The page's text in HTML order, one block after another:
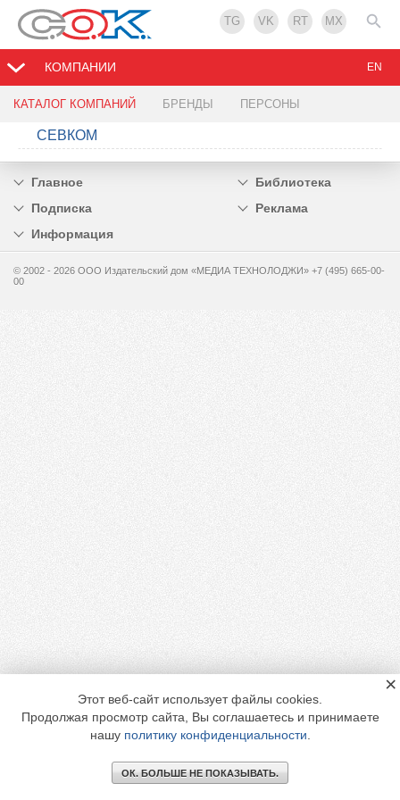
TG VK RT MX
КОМПАНИИ
КАТАЛОГ КОМПАНИЙ БРЕНДЫ ПЕРСОНЫ
EN
СЕВКОМ
Главное
Библиотека
Подписка
Реклама
Информация
© 2002 - 2026 OOO Издательский дом «МЕДИА ТЕХНОЛОДЖИ» +7 (495) 665-00-
00
Этот веб-сайт использует файлы cookies.
Продолжая просмотр сайта, Вы соглашаетесь и принимаете
нашу политику конфиденциальности
ОК. БОЛЬШЕ НЕ ПОКАЗЫВАТЬ.
×